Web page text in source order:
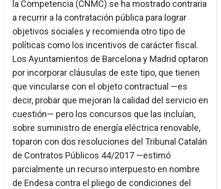
la Competencia (CNMC) se ha mostrado contraria
a recurrir a la contratación pública para lograr
objetivos sociales y recomienda otro tipo de
políticas como los incentivos de carácter fiscal.
Los Ayuntamientos de Barcelona y Madrid optaron
por incorporar cláusulas de este tipo, que tienen
que vincularse con el objeto contractual —es
decir, probar que mejoran la calidad del servicio en
cuestión— pero los concursos que las incluían,
sobre suministro de energía eléctrica renovable,
toparon con dos resoluciones del Tribunal Catalán
de Contratos Públicos 44/2017 —estimó
parcialmente un recurso interpuesto en nombre
de Endesa contra el pliego de condiciones del